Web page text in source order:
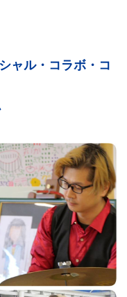
ャル・コラボ・コ